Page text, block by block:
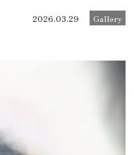
2026.03.29 Gallery